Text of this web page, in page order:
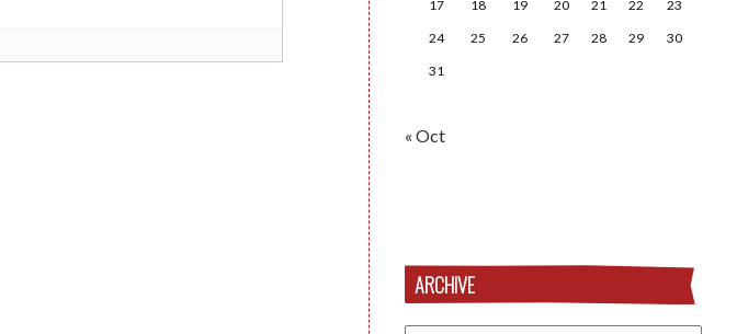
17
18 19 20 21 22
23
24
25 26 27 28 29
30
31
« Oct
ARCHIVE